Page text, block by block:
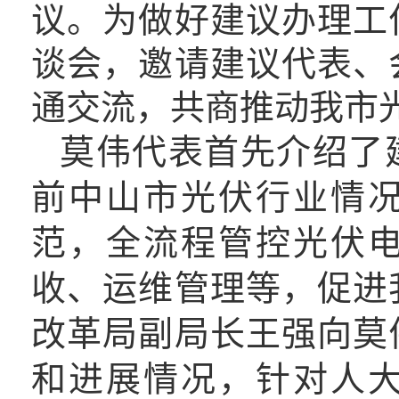
议。为做好建议办理工
谈会，邀请建议代表
通交流，共商推动我市
莫伟代表首先介绍
前中山市光伏行业情
范，全流程管控光伏
收、运维管理等，促
改革局副局长王强向
和进展情况，针对人